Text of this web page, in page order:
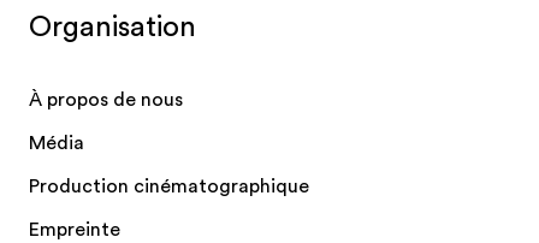
Organisation
À propos de nous
Média
Production cinématographique
Empreinte